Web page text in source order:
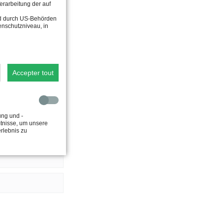
der auf
durch US-Behörden
in
Accepter tout
und -
um unsere
zu